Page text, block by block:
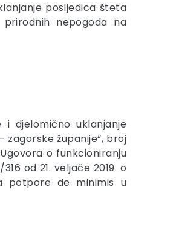
posljedica šteta
nepogoda na
djelomično uklanjanje
zagorske županije“, broj
o funkcioniranju
od 21. veljače 2019. o
potpore de minimis u